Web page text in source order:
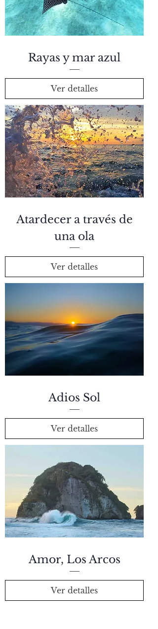
Rayas y mar azul
Ver detalles
Atardecer a través de
una ola
Ver detalles
Adios Sol
Ver detalles
Amor, Los Arcos
Ver detalles